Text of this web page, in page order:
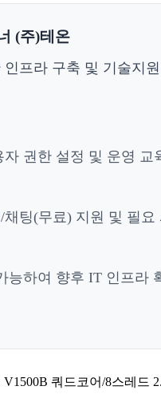
(주)테온
프라 구축 및 기술지
권한 설정 및 운영 교
팅(무료) 지원 및 필
능하여 향후 IT 인프라
쿼드코어/8스레드